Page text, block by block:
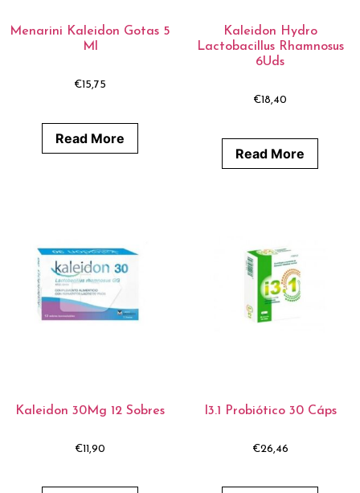
Menarini Kaleidon Gotas 5
Ml
€15,75
Read More
Kaleidon Hydro
Lactobacillus Rhamnosus
6Uds
€18,40
Read More
Kaleidon 30Mg 12 Sobres
€11,90
I3.1 Probiótico 30 Cáps
€26,46